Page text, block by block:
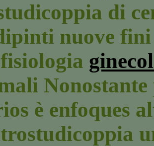
di
nuove fini
è enfoques